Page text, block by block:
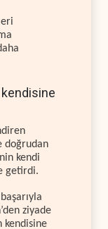
doğrudan
kendi
getirdi.
ziyade
kendisine